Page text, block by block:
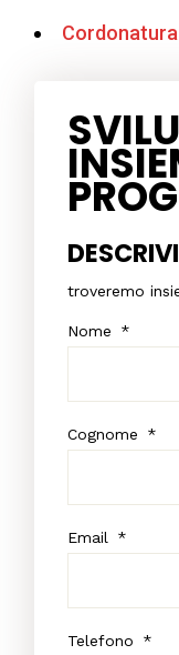
Cordonatura
troveremo
Nome *
Cognome *
Email *
Telefono *